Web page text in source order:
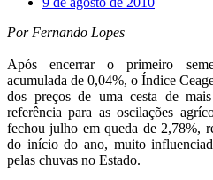
Por Fernando Lopes
Após encerrar o primeiro
acumulada de 0,04%, o Índice
dos preços de uma cesta de
referência para as oscilações
fechou julho em queda de 2,78%,
do início do ano, muito
pelas chuvas no Estado.